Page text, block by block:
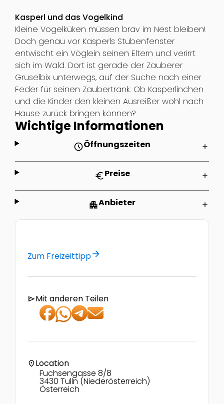
Kasperl und das Vogelkind
Kleine Vogelküken müssen brav im Nest bleiben!
Doch genau vor Kasperls Stubenfenster
entwischt ein Vöglein seinen Eltern und verirrt
sich im Wald. Dort ist gerade der Zauberer
Gruselbix unterwegs, auf der Suche nach einer
Feder für seinen Zaubertrank. Ob Kasperlinchen
und die Kinder den kleinen Ausreißer wohl nach
Hause zurück bringen können?
Wichtige Informationen
scheduleÖffnungszeiten add
euroPreise add
apartmentAnbieter add
Zum Freizeittipparrow_forward
sendMit anderen Teilen
location_onLocation
Fuchsengasse 8/8
3430 Tulln (Niederösterreich)
Österreich